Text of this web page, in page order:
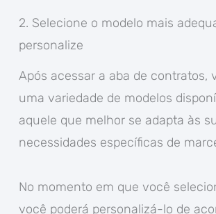
2. Selecione o modelo mais
personalize
Após acessar a aba de contratos,
uma variedade de modelos
aquele que melhor se adapta às
necessidades específicas de
No momento em que você
você poderá personalizá-lo de